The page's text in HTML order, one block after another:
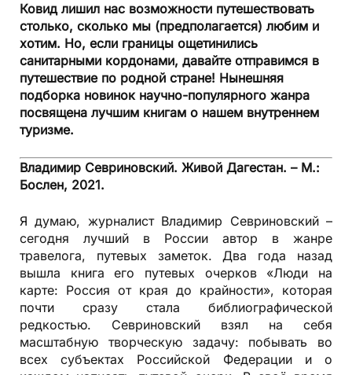
Ковид лишил нас возможности путешествовать
столько, сколько мы (предполагается) любим и
хотим. Но, если границы ощетинились
санитарными кордонами, давайте отправимся в
путешествие по родной стране! Нынешняя
подборка новинок научно-популярного жанра
посвящена лучшим книгам о нашем внутреннем
туризме.
Владимир Севриновский. Живой Дагестан. – М.:
Бослен, 2021.
Я думаю, журналист Владимир Севриновский –
сегодня лучший в России автор в жанре
травелога, путевых заметок. Два года назад
вышла книга его путевых очерков «Люди на
карте: Россия от края до крайности», которая
почти сразу стала библиографической
редкостью. Севриновский взял на себя
масштабную творческую задачу: побывать во
всех субъектах Российской Федерации и о